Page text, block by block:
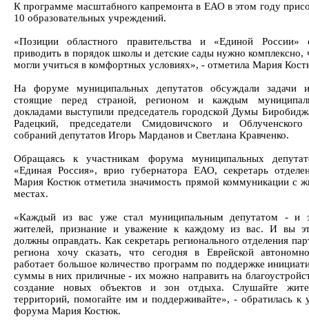
К программе масштабного капремонта в ЕАО в этом году
10 образовательных учреждений.
«Позиции областного правительства и «Единой России»
приводить в порядок школы и детские сады нужно комплексно,
могли учиться в комфортных условиях», - отметила Мария
На форуме муниципальных депутатов обсуждали задачи
стоящие перед страной, регионом и каждым
докладами выступили председатель городской Думы
Радецкий, председатели Смидовичского и
собраний депутатов Игорь Марданов и Светлана Кравченко.
Обращаясь к участникам форума муниципальных
«Единая Россия», врио губернатора ЕАО, секретарь
Мария Костюк отметила значимость прямой коммуникации с
местах.
«Каждый из вас уже стал муниципальным депутатом - и
жителей, признание и уважение к каждому из вас. И вы
должны оправдать. Как секретарь регионального отделения
региона хочу сказать, что сегодня в Еврейской
работает большое количество программ по поддержке
суммы в них приличные - их можно направить на
создание новых объектов и зон отдыха. Слушайте
территорий, помогайте им и поддерживайте», - обратилась к
форума Мария Костюк.